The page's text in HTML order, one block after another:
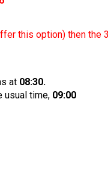
this option) then the
at 08:30.
usual time, 09:00